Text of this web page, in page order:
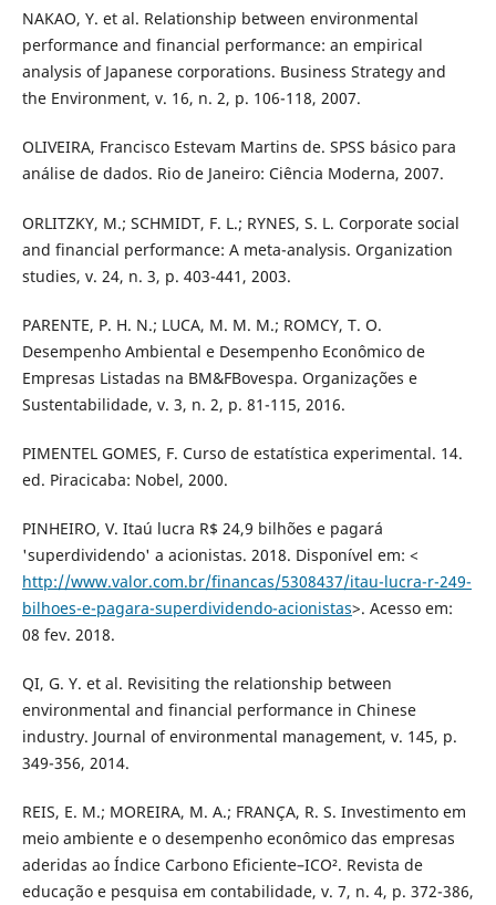
NAKAO, Y. et al. Relationship between environmental
performance and financial performance: an empirical
analysis of Japanese corporations. Business Strategy and
the Environment, v. 16, n. 2, p. 106-118, 2007.
OLIVEIRA, Francisco Estevam Martins de. SPSS básico para
análise de dados. Rio de Janeiro: Ciência Moderna, 2007.
ORLITZKY, M.; SCHMIDT, F. L.; RYNES, S. L. Corporate social
and financial performance: A meta-analysis. Organization
studies, v. 24, n. 3, p. 403-441, 2003.
PARENTE, P. H. N.; LUCA, M. M. M.; ROMCY, T. O.
Desempenho Ambiental e Desempenho Econômico de
Empresas Listadas na BM&FBovespa. Organizações e
Sustentabilidade, v. 3, n. 2, p. 81-115, 2016.
PIMENTEL GOMES, F. Curso de estatística experimental. 14.
ed. Piracicaba: Nobel, 2000.
PINHEIRO, V. Itaú lucra R$ 24,9 bilhões e pagará
'superdividendo' a acionistas. 2018. Disponível em: <
http://www.valor.com.br/financas/5308437/itau-lucra-r-249-
bilhoes-e-pagara-superdividendo-acionistas>. Acesso em:
08 fev. 2018.
QI, G. Y. et al. Revisiting the relationship between
environmental and financial performance in Chinese
industry. Journal of environmental management, v. 145, p.
349-356, 2014.
REIS, E. M.; MOREIRA, M. A.; FRANÇA, R. S. Investimento em
meio ambiente e o desempenho econômico das empresas
aderidas ao Índice Carbono Eficiente–ICO². Revista de
educação e pesquisa em contabilidade, v. 7, n. 4, p. 372-386,